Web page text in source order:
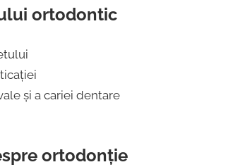
ortodontic
și a cariei dentare
ortodonție